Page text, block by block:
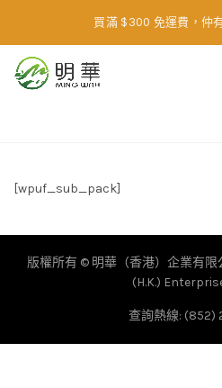
買滿 $300 免運費，仲
[wpuf_sub_pack]
版權所有 © 明華（香港）企業有
(H.K.)
查詢熱線: (852)